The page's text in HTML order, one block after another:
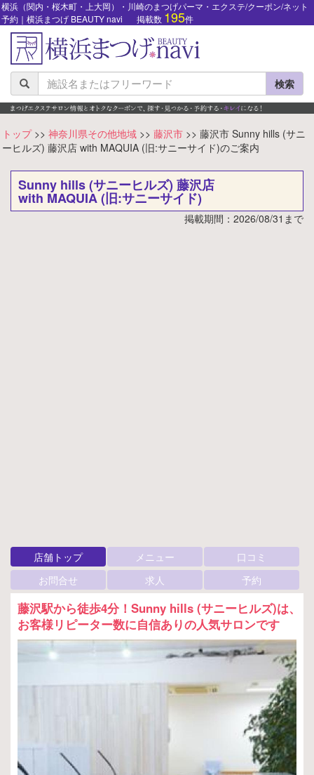
横浜（関内・桜木町・上大岡）・川崎のまつげパーマ・エクステ/クーポン/ネット
予約｜横浜まつげ BEAUTY navi
掲載数 195件
検索
トップ>> 神奈川県その他地域 >> 藤沢市 >> 藤沢市 Sunny hills (サニ
ーヒルズ) 藤沢店 with MAQUIA (旧:サニーサイド)のご案内
Sunny hills (サニーヒルズ) 藤沢店
with MAQUIA (旧:サニーサイド)
掲載期間：2026/08/31まで
店舗トップ メニュー
口コミ
お問合せ
求人 予約
藤沢駅から徒歩4分！Sunny hills (サニーヒルズ)は、
お客様リピーター数に自信ありの人気サロンです